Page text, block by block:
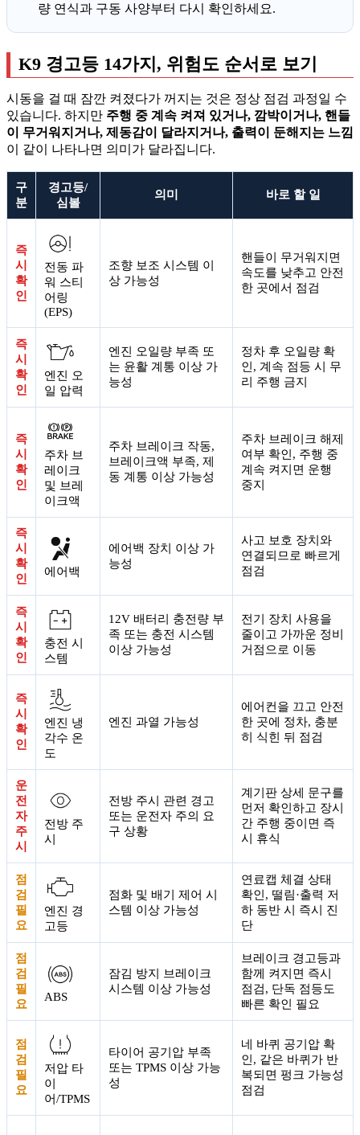
량 연식과 구동 사양부터 다시 확인하세요.
K9 경고등 14가지, 위험도 순서로 보기
시동을 걸 때 잠깐 켜졌다가 꺼지는 것은 정상 점검 과정일 수
있습니다. 하지만 주행 중 계속 켜져 있거나, 깜박이거나, 핸들
이 무거워지거나, 제동감이 달라지거나, 출력이 둔해지는 느낌
이 같이 나타나면 의미가 달라집니다.
구
분
경고등/
심볼
의미 바로 할 일
즉
시
확
인
전동 파
워 스티
어링
(EPS)
조향 보조 시스템 이
상 가능성
핸들이 무거워지면
속도를 낮추고 안전
한 곳에서 점검
즉
시
확
인
엔진 오
일 압력
엔진 오일량 부족 또
는 윤활 계통 이상 가
능성
정차 후 오일량 확
인, 계속 점등 시 무
리 주행 금지
즉
시
확
인
주차 브
레이크
및 브레
이크액
주차 브레이크 작동,
브레이크액 부족, 제
동 계통 이상 가능성
주차 브레이크 해제
여부 확인, 주행 중
계속 켜지면 운행
중지
즉
시
확
인
에어백
에어백 장치 이상 가
능성
사고 보호 장치와
연결되므로 빠르게
점검
즉
시
확
인
충전 시
스템
12V 배터리 충전량 부
족 또는 충전 시스템
이상 가능성
전기 장치 사용을
줄이고 가까운 정비
거점으로 이동
즉
시
확
인
엔진 냉
각수 온
도
엔진 과열 가능성
에어컨을 끄고 안전
한 곳에 정차, 충분
히 식힌 뒤 점검
운
전
자
주
시
전방 주
시
전방 주시 관련 경고
또는 운전자 주의 요
구 상황
계기판 상세 문구를
먼저 확인하고 장시
간 주행 중이면 즉
시 휴식
점
검
필
요
엔진 경
고등
점화 및 배기 제어 시
스템 이상 가능성
연료캡 체결 상태
확인, 떨림·출력 저
하 동반 시 즉시 진
단
점
검
필
요
ABS
잠김 방지 브레이크
시스템 이상 가능성
브레이크 경고등과
함께 켜지면 즉시
점검, 단독 점등도
빠른 확인 필요
점
검
필
요
저압 타
이
어/TPMS
타이어 공기압 부족
또는 TPMS 이상 가능
성
네 바퀴 공기압 확
인, 같은 바퀴가 반
복되면 펑크 가능성
점검